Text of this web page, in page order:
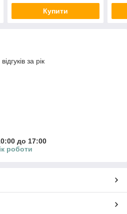
Купити
за рік
до 17:00
роботи